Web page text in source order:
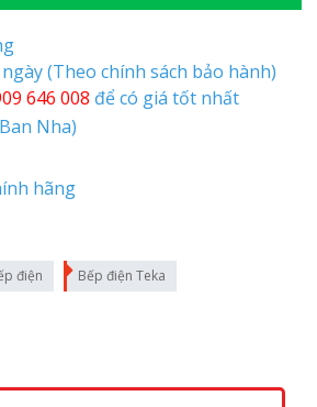
(Theo chính sách bảo hành)
646 008 để có giá tốt nhất
Nha)
hãng
điện Bếp điện Teka